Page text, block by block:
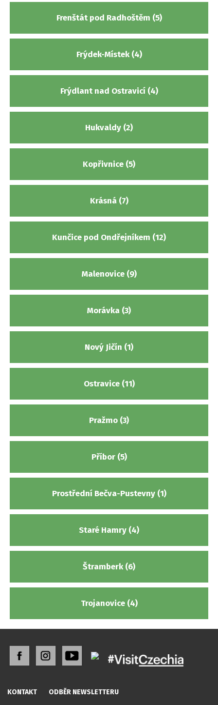
Frenštát pod Radhoštěm (5)
Frýdek-Místek (4)
Frýdlant nad Ostravicí (4)
Hukvaldy (2)
Kopřivnice (5)
Krásná (7)
Kunčice pod Ondřejníkem (12)
Malenovice (9)
Morávka (3)
Nový Jičín (1)
Ostravice (11)
Pražmo (3)
Příbor (5)
Prostřední Bečva-Pustevny (1)
Staré Hamry (4)
Štramberk (6)
Trojanovice (4)
KONTAKT ODBĚR NEWSLETTERU